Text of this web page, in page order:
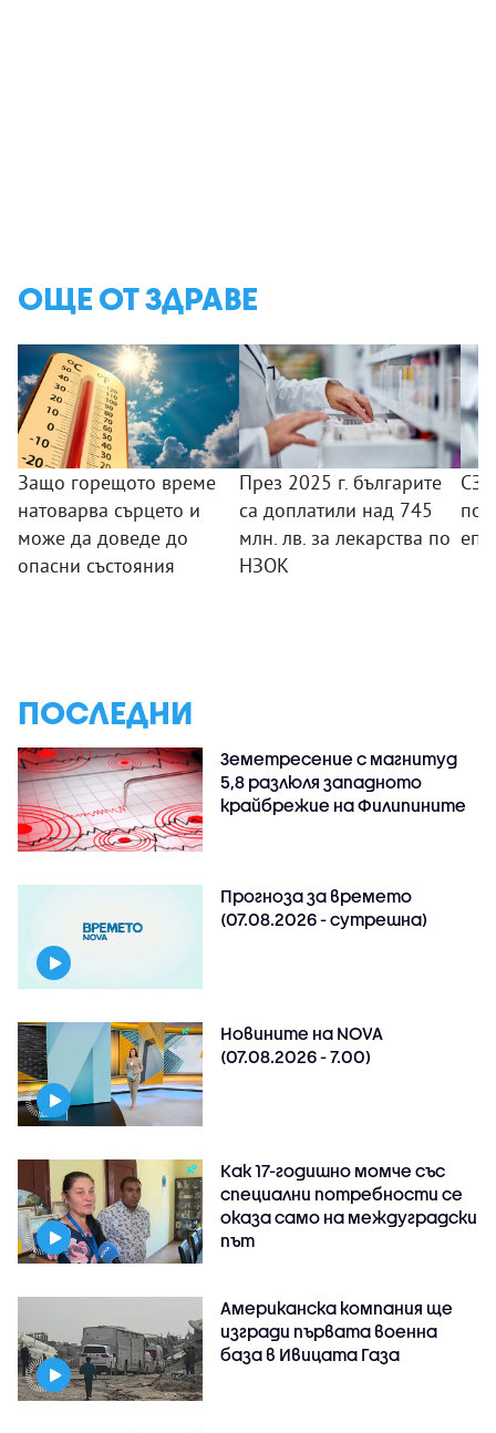
ОЩЕ ОТ ЗДРАВЕ
Защо горещото време
натоварва сърцето и
може да доведе до
опасни състояния
През 2025 г. българите
са доплатили над 745
млн. лв. за лекарства по
НЗОК
ПОСЛЕДНИ
Земетресение с магнитуд
5,8 разлюля западното
крайбрежие на Филипините
Прогноза за времето
(07.08.2026 - сутрешна)
Новините на NOVA
(07.08.2026 - 7.00)
Как 17-годишно момче със
специални потребности се
оказа само на междуградски
път
Американска компания ще
изгради първата военна
база в Ивицата Газа